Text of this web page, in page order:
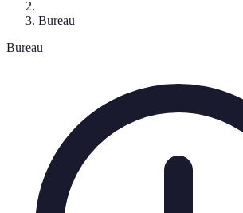
Bureau
Bureau